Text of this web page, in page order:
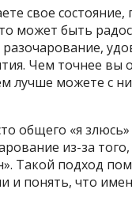
свое состояние,
может быть
разочарование,
Чем точнее вы
лучше можете с
общего «я злюсь»
из-за
Такой подход
и понять, что